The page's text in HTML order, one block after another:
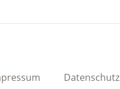
Datenschutz